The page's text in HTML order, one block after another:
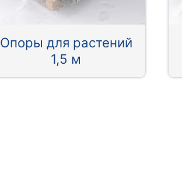
Опоры для растений
1,5 м